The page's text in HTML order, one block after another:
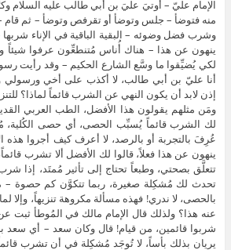
الإمام عليّ – أوتيَ عليَ بن أبي طالب عليه السلام
منه فتوضأ – جلس وتوضأ أو تقرفص وتوضأ – ثم قام
وشرب فضل وضوئه – البقية الباقية في الإناء
ينهون عن هذا – هناك أُناس مُتنطعِّون عرفوا شيئاً
لكي يُضيِّقوا ما وسَّع الشارع الحكيم – وقد رأيت
أنا عليّ بن أبي طالب، لا أكذب على أخي ورسولي
إذن لابد أن يكون النهي عن الشرب قائماً لماذا؟
ومَن مثلهم يقولون هذا الأفضل، الطب العربي
لك الشرب قائماً يُسبِّب الحصى، أي حصى الكُلية،
عُرِفَ بالتجربة أو بالرصد، لا أعرف كيف أجروا هذه
ينهون عن هذا فعلاً، قالوا لك الأفضل ألا تشرب
تتعلَّق بصحتي، وطبعاً تحتاج إلى تأثير مُمتَد، إذا
تحدث لك مُشكِلة صغيرة، ربما تتكوَّن كم حصوة –
بالحصى، لا ندري! فهذه مسألة مكروهة تنزيهاً، وإلا
عنه هذا؟ ولذلك قال الإمام مالك في المُوطأ ثبت
شربوا قائمين، من قيام! قال وكان سعد – أي سعد
يريان بذلك بأساً، لا تُوجَد مُشكِلة في أن تشرب